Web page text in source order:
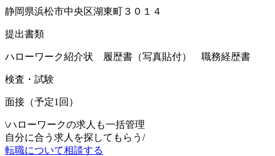
静岡県浜松市中央区湖東町３０１４
提出書類
ハローワーク紹介状 履歴書（写真貼付） 職務経歴書
検査・試験
面接（予定1回）
\ハローワークの求人も一括管理
自分に合う求人を探してもらう /
転職について相談する